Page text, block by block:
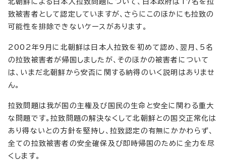
北朝鮮による日本人拉致問題について、日本政府は17名を拉
致被害者として認定していますが、さらにこのほかにも拉致の
可能性を排除できないケースがあります。
2002年9月に北朝鮮は日本人拉致を初めて認め、翌月、5名
の拉致被害者が帰国しましたが、そのほかの被害者について
は、いまだ北朝鮮から安否に関する納得のいく説明はありませ
ん。
拉致問題は我が国の主権及び国民の生命と安全に関わる重大
な問題です。拉致問題の解決なくして北朝鮮との国交正常化は
あり得ないとの方針を堅持し、拉致認定の有無にかかわらず、
全ての拉致被害者の安全確保及び即時帰国のために全力を尽
くします。